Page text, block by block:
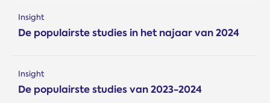
Insight
De populairste studies in het najaar van 2024
Insight
De populairste studies van 2023-2024